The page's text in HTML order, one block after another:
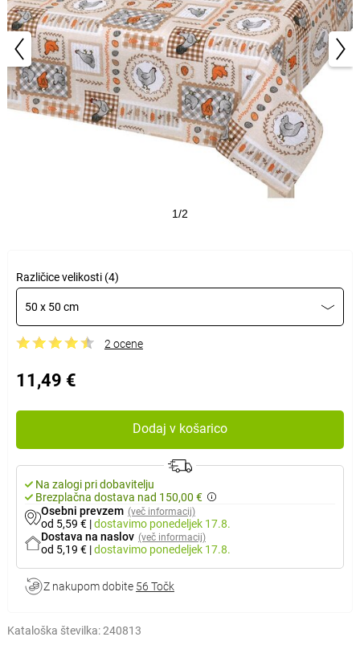
1/2
Različice velikosti (4)
50 x 50 cm
2 ocene
11,49 €
Dodaj v košarico
Na zalogi pri dobavitelju
Brezplačna dostava nad 150,00 €
Osebni prevzem (več informacij)
od 5,59 € |dostavimo ponedeljek 17.8.
Dostava na naslov (več informacij)
od 5,19 € |dostavimo ponedeljek 17.8.
Z nakupom dobite 56 Točk
Kataloška številka:240813